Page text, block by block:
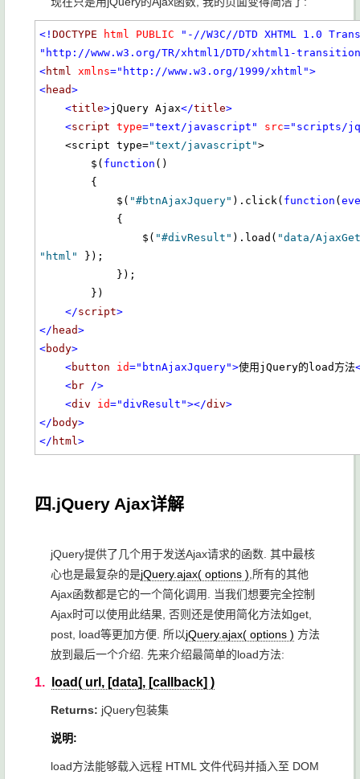
<! DOCTYPE html PUBLIC
"-//W3C//DTD XHTML 1.0
"http://www.w3.org/TR/xhtml1/DTD/xhtml1-
<html xmlns="http://www.w3.org/1999/xhtml">
<head>
<title>jQuery Ajax</title>
<script type="text/javascript" src="scripts/
    <script type=
"text/javascript">
        $(
function ()
            $(
"#btnAjaxJquery" ).click( function (
                $(
"#divResult" ).load( "data/
"html"
});
</script>
</ head>
<body>
<button id="btnAjaxJquery">使用jQuery的load方法
<br />
<div id="divResult"></div>
</ body>
</ html>
四.jQuery Ajax详解
jQuery提供了几个用于发送Ajax请求的函数. 其中最核
心也是最复杂的是jQuery.ajax( options ) ,所有的其他
Ajax函数都是它的一个简化调用. 当我们想要完全控制
Ajax时可以使用此结果, 否则还是使用简化方法如get,
post, load等更加方便. 所以jQuery.ajax( options ) 方法
放到最后一个介绍. 先来介绍最简单的load方法:
1. load( url, [data], [callback] )
Returns: jQuery包装集
说明:
load方法能够载入远程 HTML 文件代码并插入至 DOM